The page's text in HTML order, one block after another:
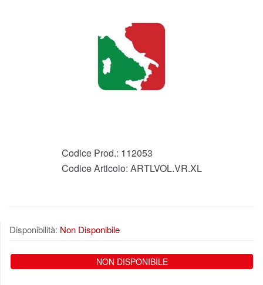
Codice Prod.: 112053
Codice Articolo: ARTLVOL.VR.XL
Disponibilità: Non Disponibile
NON DISPONIBILE